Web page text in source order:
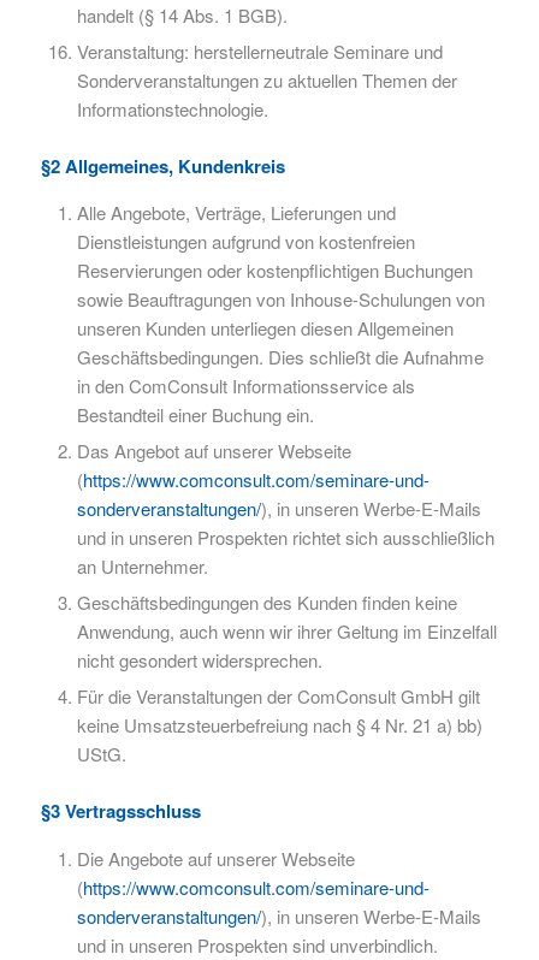
handelt (§ 14 Abs. 1 BGB).
Veranstaltung: herstellerneutrale Seminare und
Sonderveranstaltungen zu aktuellen Themen der
Informationstechnologie.
§2 Allgemeines, Kundenkreis
Alle Angebote, Verträge, Lieferungen und
Dienstleistungen aufgrund von kostenfreien
Reservierungen oder kostenpflichtigen Buchungen
sowie Beauftragungen von Inhouse-Schulungen von
unseren Kunden unterliegen diesen Allgemeinen
Geschäftsbedingungen. Dies schließt die Aufnahme
in den ComConsult Informationsservice als
Bestandteil einer Buchung ein.
Das Angebot auf unserer Webseite
(https://www.comconsult.com/seminare-und-
sonderveranstaltungen/), in unseren Werbe-E-Mails
und in unseren Prospekten richtet sich ausschließlich
an Unternehmer.
Geschäftsbedingungen des Kunden finden keine
Anwendung, auch wenn wir ihrer Geltung im Einzelfall
nicht gesondert widersprechen.
Für die Veranstaltungen der ComConsult GmbH gilt
keine Umsatzsteuerbefreiung nach § 4 Nr. 21 a) bb)
UStG.
§3 Vertragsschluss
Die Angebote auf unserer Webseite
(https://www.comconsult.com/seminare-und-
sonderveranstaltungen/), in unseren Werbe-E-Mails
und in unseren Prospekten sind unverbindlich.